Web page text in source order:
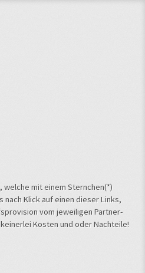
mit einem Sternchen(*)
nach Klick auf einen dieser Links,
vom jeweiligen Partner-
Kosten und oder Nachteile!